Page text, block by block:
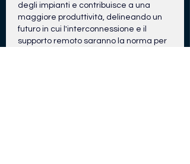
degli impianti e contribuisce a una
maggiore produttività, delineando un
futuro in cui l'interconnessione e il
supporto remoto saranno la norma per